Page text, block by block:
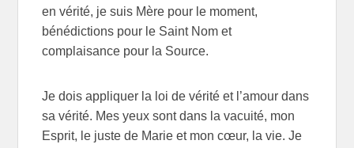
en vérité, je suis Mère pour le moment,
bénédictions pour le Saint Nom et
complaisance pour la Source.
Je dois appliquer la loi de vérité et l’amour dans
sa vérité. Mes yeux sont dans la vacuité, mon
Esprit, le juste de Marie et mon cœur, la vie. Je